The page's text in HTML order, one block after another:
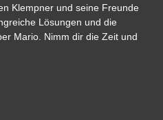
Klempner und seine Freunde
Lösungen und die
Mario. Nimm dir die Zeit und